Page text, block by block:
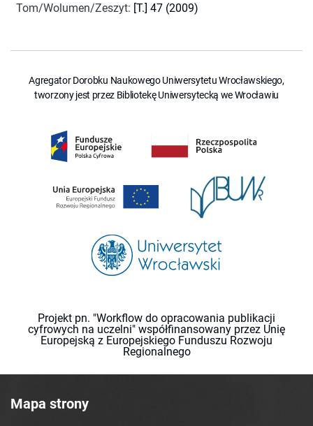
Tom/Wolumen/Zeszyt: [T.] 47 (2009)
Agregator Dorobku Naukowego Uniwersytetu Wrocławskiego,
tworzony jest przez Bibliotekę Uniwersytecką we Wrocławiu
Projekt pn. "Workflow do opracowania publikacji
cyfrowych na uczelni" współfinansowany przez Unię
Europejską z Europejskiego Funduszu Rozwoju
Regionalnego
Mapa strony